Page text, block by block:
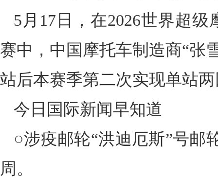
5月17日，在2026世界超
赛中，中国摩托车制造商“张
站后本赛季第二次实现单站
今日国际新闻早知道
○涉疫邮轮“洪迪厄斯”号邮
周。